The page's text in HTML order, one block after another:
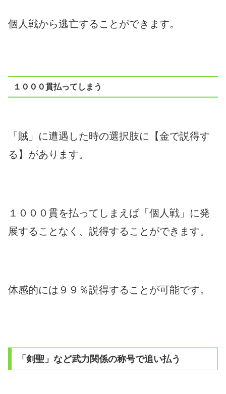
個人戦から逃亡することができます。
１０００貫払ってしまう
「賊」に遭遇した時の選択肢に【金で説得す
る】があります。
１０００貫を払ってしまえば「個人戦」に発
展することなく、説得することができます。
体感的には９９％説得することが可能です。
「剣聖」など武力関係の称号で追い払う